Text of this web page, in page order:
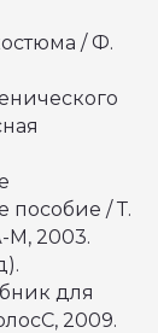
/ Ф.
пособие / Т.
2003.
для
2009.